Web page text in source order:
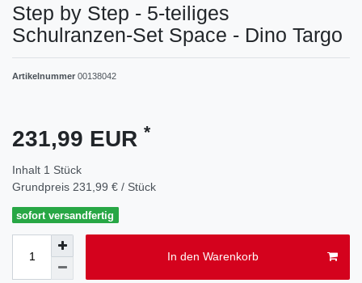
Step by Step - 5-teiliges
Schulranzen-Set Space - Dino Targo
Artikelnummer 00138042
231,99 EUR *
Inhalt 1 Stück
Grundpreis 231,99 € / Stück
sofort versandfertig
In den Warenkorb